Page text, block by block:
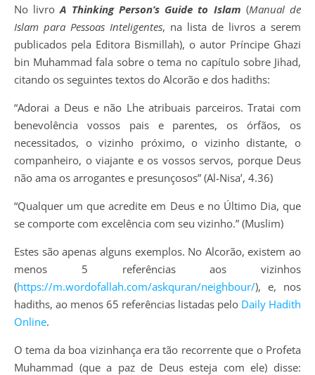
No livroA Thinking Person’s Guide to Islam (Manual de
Islam para Pessoas Inteligentes, na lista de livros a serem
publicados pela Editora Bismillah), o autor Príncipe Ghazi
bin Muhammad fala sobre o tema no capítulo sobre Jihad,
citando os seguintes textos do Alcorão e dos hadiths:
“Adorai a Deus e não Lhe atribuais parceiros. Tratai com
benevolência vossos pais e parentes, os órfãos, os
necessitados, o vizinho próximo, o vizinho distante, o
companheiro, o viajante e os vossos servos, porque Deus
não ama os arrogantes e presunçosos” (Al-Nisa’, 4.36)
“Qualquer um que acredite em Deus e no Último Dia, que
se comporte com excelência com seu vizinho.” (Muslim)
Estes são apenas alguns exemplos. No Alcorão, existem ao
menos 5 referências aos vizinhos
(https://m.wordofallah.com/askquran/neighbour/), e, nos
hadiths, ao menos 65 referências listadas pelo Daily Hadith
Online.
O tema da boa vizinhança era tão recorrente que o Profeta
Muhammad (que a paz de Deus esteja com ele) disse: